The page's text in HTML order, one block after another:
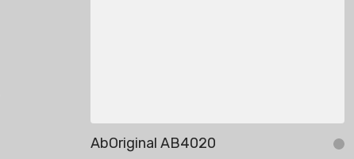
AbOriginal AB4020